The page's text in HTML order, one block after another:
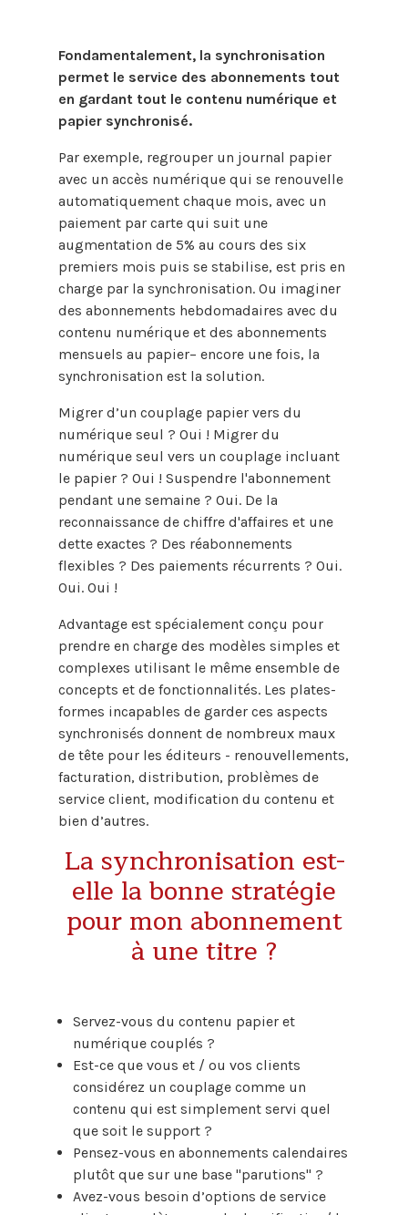
Fondamentalement, la synchronisation
permet le service des abonnements tout
en gardant tout le contenu numérique et
papier synchronisé.
Par exemple, regrouper un journal papier
avec un accès numérique qui se renouvelle
automatiquement chaque mois, avec un
paiement par carte qui suit une
augmentation de 5% au cours des six
premiers mois puis se stabilise, est pris en
charge par la synchronisation. Ou imaginer
des abonnements hebdomadaires avec du
contenu numérique et des abonnements
mensuels au papier– encore une fois, la
synchronisation est la solution.
Migrer d’un couplage papier vers du
numérique seul ? Oui ! Migrer du
numérique seul vers un couplage incluant
le papier ? Oui ! Suspendre l'abonnement
pendant une semaine ? Oui. De la
reconnaissance de chiffre d'affaires et une
dette exactes ? Des réabonnements
flexibles ? Des paiements récurrents ? Oui.
Oui. Oui !
Advantage est spécialement conçu pour
prendre en charge des modèles simples et
complexes utilisant le même ensemble de
concepts et de fonctionnalités. Les plates-
formes incapables de garder ces aspects
synchronisés donnent de nombreux maux
de tête pour les éditeurs - renouvellements,
facturation, distribution, problèmes de
service client, modification du contenu et
bien d’autres.
La synchronisation est-
elle la bonne stratégie
pour mon abonnement
à une titre ?
Servez-vous du contenu papier et
numérique couplés ?
Est-ce que vous et / ou vos clients
considérez un couplage comme un
contenu qui est simplement servi quel
que soit le support ?
Pensez-vous en abonnements calendaires
plutôt que sur une base "parutions" ?
Avez-vous besoin d’options de service